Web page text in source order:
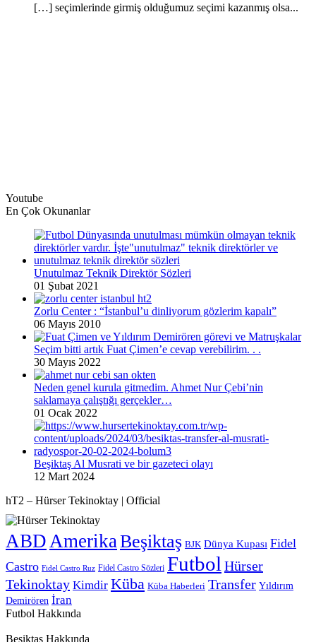
[…] seçimlerinde girmiş olduğumuz seçimi kazanmış olsa...
Youtube
En Çok Okunanlar
Unutulmaz Teknik Direktör Sözleri
01 Şubat 2021
Zorlu Center : “İstanbul’u dinliyorum gözlerim kapalı”
06 Mayıs 2010
Seçim bitti artık Fuat Çimen’e cevap verebilirim. . .
30 Mayıs 2022
Neden genel kurula gitmedim. Ahmet Nur Çebi’nin
saklamaya çalıştığı gerçekler…
01 Ocak 2022
Beşiktaş Al Musrati ve bir gazeteci olayı
12 Mart 2024
hT2 – Hürser Tekinoktay | Official
ABD Amerika Beşiktaş BJK Dünya Kupası Fidel
Castro Fidel Castro Ruz Fidel Castro Sözleri Futbol Hürser
Tekinoktay Kimdir Küba Küba Haberleri Transfer Yıldırım
Demirören İran
Futbol Hakkında
Beşiktaş Hakkında